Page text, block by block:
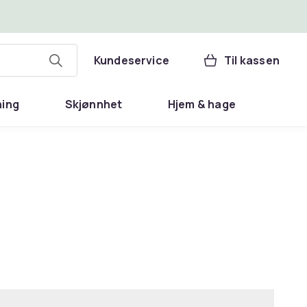
Kundeservice Til kassen
Skjønnhet Hjem & hage